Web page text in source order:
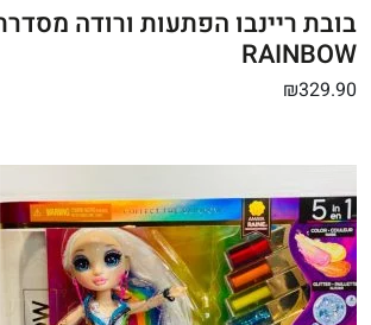
בובת ריינבו הפתעות ורודה
RAINBOW
₪329.90